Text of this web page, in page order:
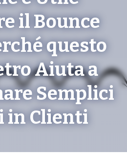
il Bounce
questo
Aiuta a
Semplici
in Clienti